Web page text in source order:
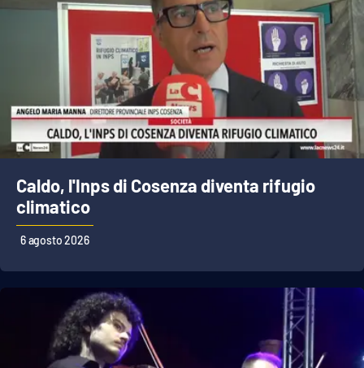
Caldo, l'Inps di Cosenza diventa rifugio
climatico
6 agosto 2026